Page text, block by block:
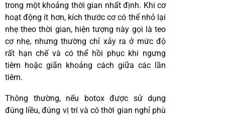
trong một khoảng thời gian nhất định. Khi cơ
hoạt động ít hơn, kích thước cơ có thể nhỏ lại
nhẹ theo thời gian, hiện tượng này gọi là teo
cơ nhẹ, nhưng thường chỉ xảy ra ở mức độ
rất hạn chế và có thể hồi phục khi ngưng
tiêm hoặc giãn khoảng cách giữa các lần
tiêm.
Thông thường, nếu botox được sử dụng
đúng liều, đúng vị trí và có thời gian nghỉ phù